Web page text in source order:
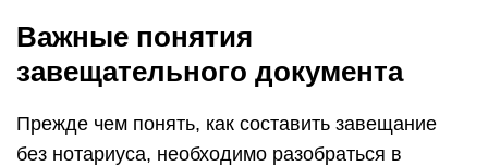
Важные понятия
завещательного документа
Прежде чем понять, как составить завещание
без нотариуса, необходимо разобраться в